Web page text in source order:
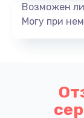
Возможен
Могу при